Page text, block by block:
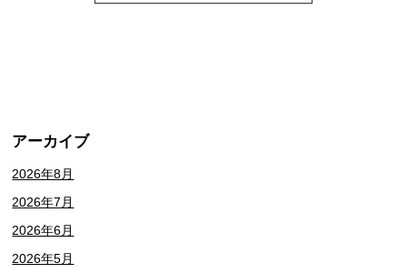
アーカイブ
2026年8月
2026年7月
2026年6月
2026年5月